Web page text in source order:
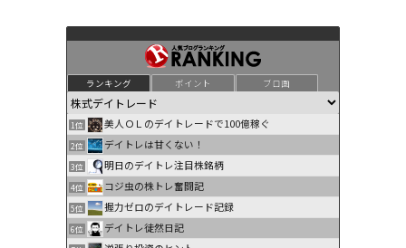
ランキング ポイント ブロ画
1位 美人ＯＬのデイトレードで100億稼ぐ
2位 デイトレは甘くない！
3位 明日のデイトレ注目株銘柄
4位 コジ虫の株トレ奮闘記
5位 握力ゼロのデイトレード記録
6位 デイトレ徒然日記